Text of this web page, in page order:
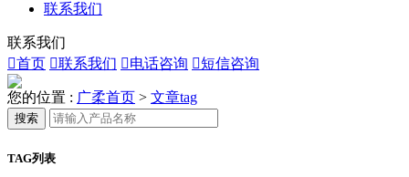
联系我们
联系我们
首页 联系我们 电话咨询 短信咨询
您的位置 : 广柔首页 > 文章tag
搜索
TAG列表